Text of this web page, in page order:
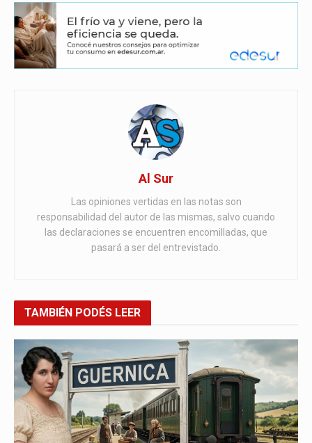
Al Sur
Las opiniones vertidas en las notas son
responsabilidad del autor de las mismas, salvo cuando
las declaraciones se encuentren encomilladas, que
pasará a ser del entrevistado.
TAMBIÉN PODÉS LEER